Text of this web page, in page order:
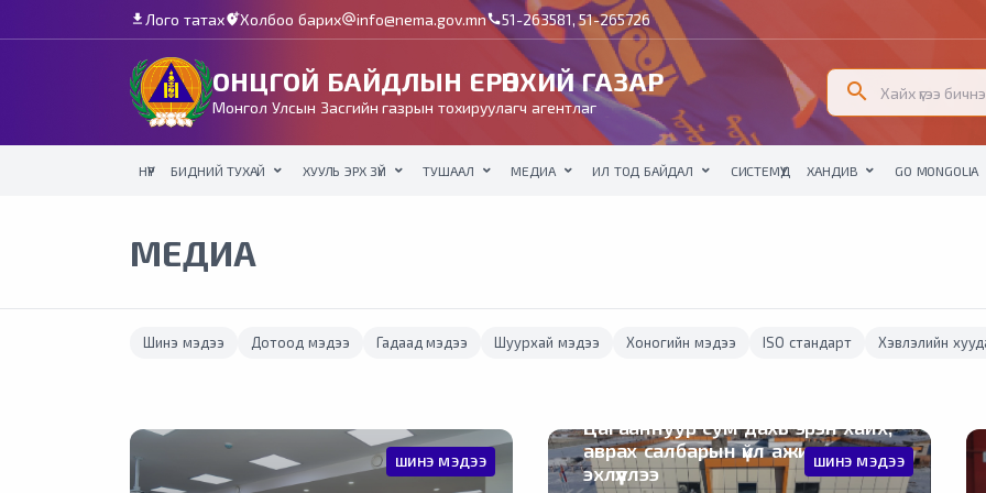
download Лого татахadd_location_altХолбоо барихalternate_emailinfo@nema.gov.mncall51-263581, 51-265726
ОНЦГОЙ БАЙДЛЫН ЕРӨНХИЙ ГАЗАР
Монгол Улсын Засгийн газрын тохируулагч агентлаг
search
НҮҮР БИДНИЙ ТУХАЙ ХУУЛЬ ЭРХ ЗҮЙ ТУШААЛ МЕДИА ИЛ ТОД БАЙДАЛ СИСТЕМҮҮД ХАНДИВ GO MONGOLIA
МЕДИА
Шинэ мэдээ Дотоод мэдээ Гадаад мэдээ Шуурхай мэдээ Хоногийн мэдээ ISO стандарт Хэвлэлийн
ШИНЭ МЭДЭЭ ШИНЭ МЭДЭЭ
Цагааннуур сум дахь эрэн хайх,
аврах салбарын үйл ажиллагааг
эхлүүллээ